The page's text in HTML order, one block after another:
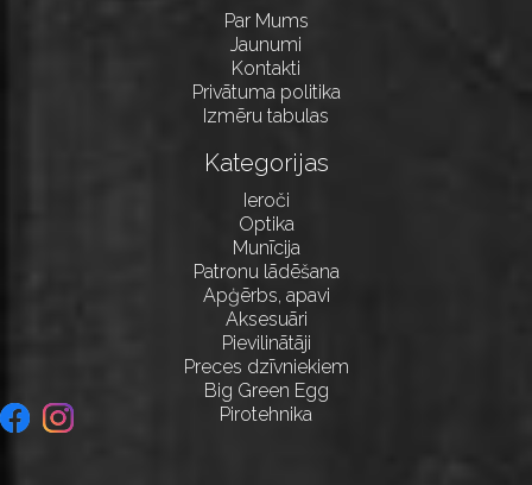
Par Mums
Jaunumi
Kontakti
Privātuma politika
Izmēru tabulas
Kategorijas
Ieroči
Optika
Munīcija
Patronu lādēšana
Apģērbs, apavi
Aksesuāri
Pievilinātāji
Preces dzīvniekiem
Big Green Egg
Pirotehnika